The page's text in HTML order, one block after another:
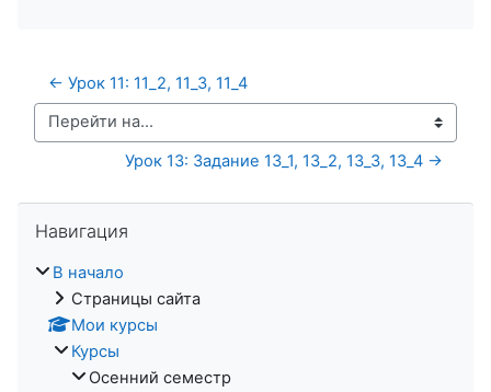
← Урок 11: 11_2, 11_3, 11_4
Перейти на...
Урок 13: Задание 13_1, 13_2, 13_3, 13_4 →
Навигация
В начало
Страницы сайта
Мои курсы
Курсы
Осенний семестр